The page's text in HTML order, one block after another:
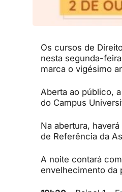
Os cursos de
nesta segunda-
marca o vigésimo
Aberta ao público,
do Campus
Na abertura,
de Referência da
A noite contará
envelhecimento da